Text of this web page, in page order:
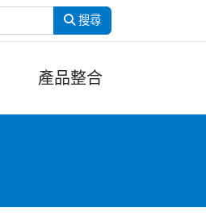
搜尋
產品整合